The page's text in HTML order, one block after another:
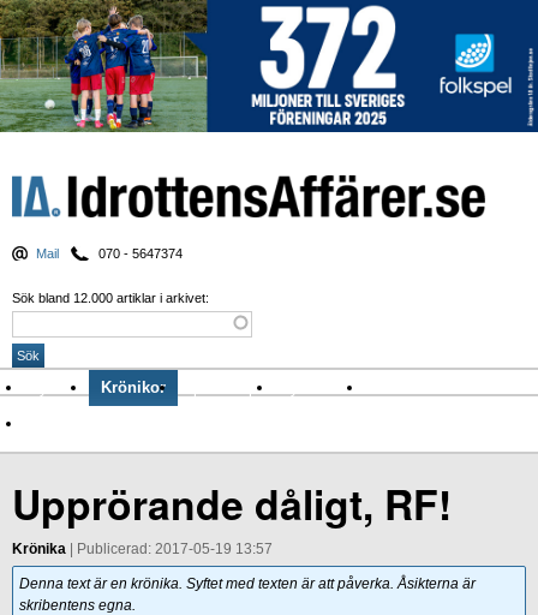
Mail 070 - 5647374
Sök bland 12.000 artiklar i arkivet:
Nyheter Krönikor Sport & spel Nyhetsbrev
Upprörande dåligt, RF!
Krönika | Publicerad: 2017-05-19 13:57
Denna text är en krönika. Syftet med texten är att påverka. Åsikterna är
skribentens egna.